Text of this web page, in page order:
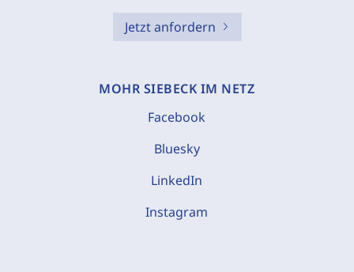
Jetzt anfordern
MOHR SIEBECK IM NETZ
Facebook
Bluesky
LinkedIn
Instagram